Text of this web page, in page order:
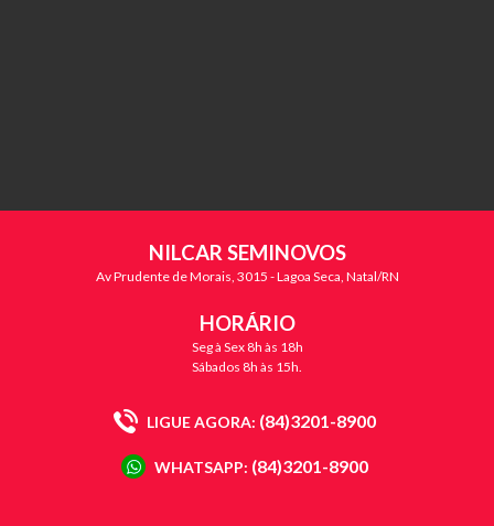
NILCAR SEMINOVOS
Av Prudente de Morais, 3015 - Lagoa Seca, Natal/RN
HORÁRIO
Seg à Sex 8h às 18h
Sábados 8h às 15h.
LIGUE AGORA: (84)3201-8900
WHATSAPP: (84)3201-8900